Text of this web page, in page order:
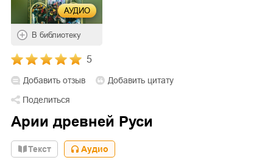
АУДИО
В библиотеку
5
Добавить отзыв
Добавить цитату
Поделиться
Арии древней Руси
Текст Аудио